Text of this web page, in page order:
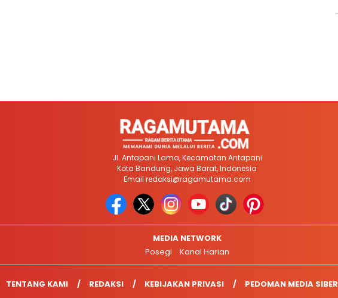
Jl. Antapani Lama, Kecamatan Antapani
Kota Bandung, Jawa Barat, Indonesia
Email redaksi@ragamutama.com
MEDIA NETWORK
Posegi
Kanal Harian
TENTANG KAMI REDAKSI KEBIJAKAN PRIVASI PEDOMAN MEDIA SIBER